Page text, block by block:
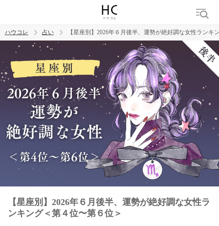
トレンド ワード
ハウコレ 占い 【星座別】2026年６月後半、運勢が絶好調な女性ランキ
【星座別】2026年６月後半、運勢が絶好調な女性ラ
ンキング＜第４位〜第６位＞